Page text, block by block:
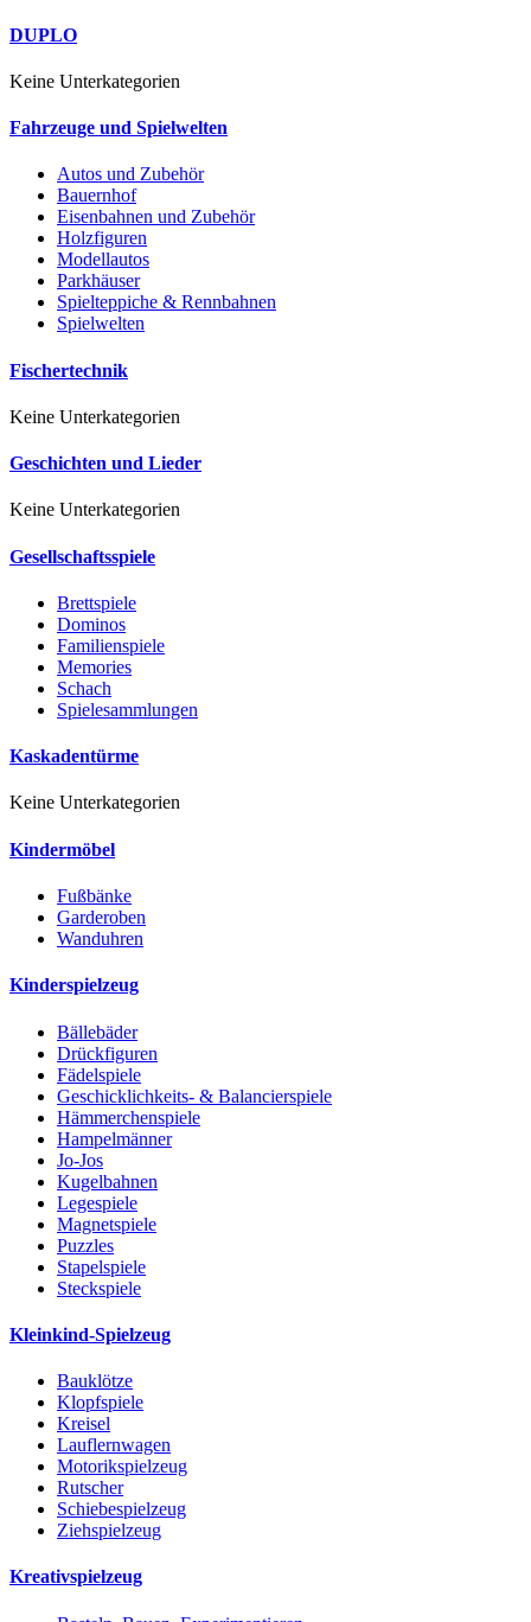
DUPLO
Keine Unterkategorien
Fahrzeuge und Spielwelten
Autos und Zubehör
Bauernhof
Eisenbahnen und Zubehör
Holzfiguren
Modellautos
Parkhäuser
Spielteppiche & Rennbahnen
Spielwelten
Fischertechnik
Keine Unterkategorien
Geschichten und Lieder
Keine Unterkategorien
Gesellschaftsspiele
Brettspiele
Dominos
Familienspiele
Memories
Schach
Spielesammlungen
Kaskadentürme
Keine Unterkategorien
Kindermöbel
Fußbänke
Garderoben
Wanduhren
Kinderspielzeug
Bällebäder
Drückfiguren
Fädelspiele
Geschicklichkeits- & Balancierspiele
Hämmerchenspiele
Hampelmänner
Jo-Jos
Kugelbahnen
Legespiele
Magnetspiele
Puzzles
Stapelspiele
Steckspiele
Kleinkind-Spielzeug
Bauklötze
Klopfspiele
Kreisel
Lauflernwagen
Motorikspielzeug
Rutscher
Schiebespielzeug
Ziehspielzeug
Kreativspielzeug